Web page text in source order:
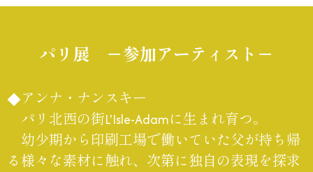
パリ展 －参加アーティスト－
◆アンナ・ナンスキー
パリ北西の街L'Isle-Adamに生まれ育つ。
幼少期から印刷工場で働いていた父が持ち帰
る様々な素材に触れ、次第に独自の表現を探求